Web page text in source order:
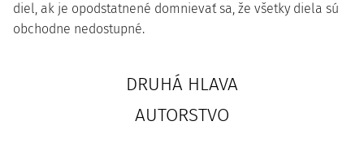
diel, ak je opodstatnené domnievať sa, že všetky diela sú
obchodne nedostupné.
DRUHÁ HLAVA
AUTORSTVO